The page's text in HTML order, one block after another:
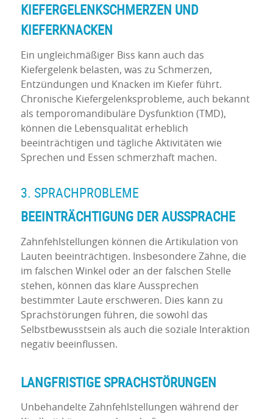
KIEFERGELENKSCHMERZEN UND
KIEFERKNACKEN
Ein ungleichmäßiger Biss kann auch das
Kiefergelenk belasten, was zu Schmerzen,
Entzündungen und Knacken im Kiefer führt.
Chronische Kiefergelenksprobleme, auch bekannt
als temporomandibuläre Dysfunktion (TMD),
können die Lebensqualität erheblich
beeinträchtigen und tägliche Aktivitäten wie
Sprechen und Essen schmerzhaft machen.
3. SPRACHPROBLEME
BEEINTRÄCHTIGUNG DER AUSSPRACHE
Zahnfehlstellungen können die Artikulation von
Lauten beeinträchtigen. Insbesondere Zähne, die
im falschen Winkel oder an der falschen Stelle
stehen, können das klare Aussprechen
bestimmter Laute erschweren. Dies kann zu
Sprachstörungen führen, die sowohl das
Selbstbewusstsein als auch die soziale Interaktion
negativ beeinflussen.
LANGFRISTIGE SPRACHSTÖRUNGEN
Unbehandelte Zahnfehlstellungen während der